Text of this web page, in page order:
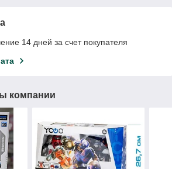
14 дней за счет покупателя
компании